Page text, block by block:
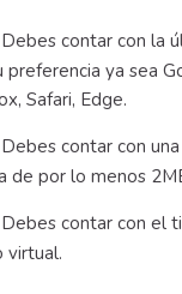
Debes contar con la
preferencia ya sea
Safari, Edge.
Debes contar con
de por lo menos
Debes contar con el
virtual.